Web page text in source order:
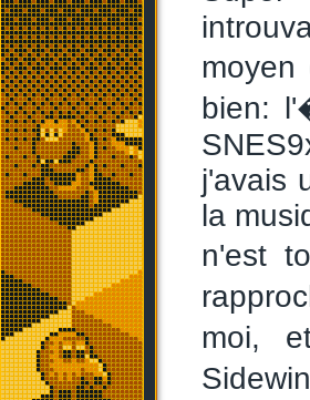
bien:
j'avais
la
n'est
moi,